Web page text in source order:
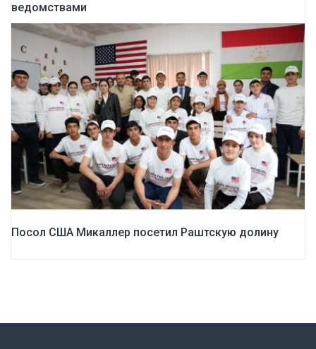
ведомствами
Посол США Микаллер посетил Раштскую долину